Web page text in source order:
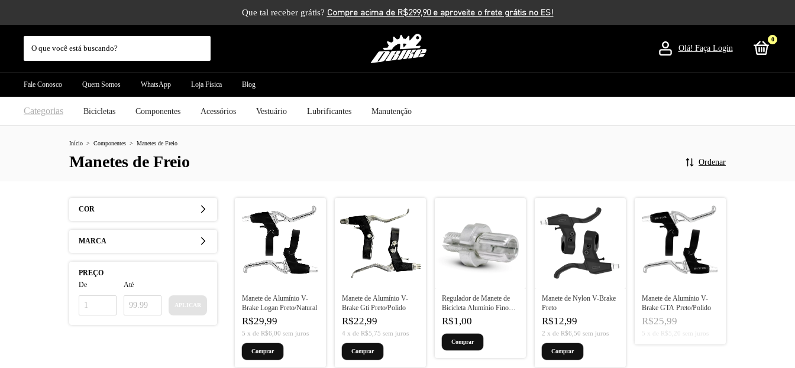
Que tal receber grátis?
Olá!Faça Login
0
Fale Conosco Quem Somos WhatsApp Loja Física Blog
Categorias Bicicletas Componentes Acessórios Vestuário Lubrificantes Manutenção
Início > Componentes > Manetes de Freio
Manetes de Freio Ordenar
COR
MARCA
PREÇO
De
Até
APLICAR
Manete de Alumínio V-
Brake Logan Preto/Natural
R$29,99
5 x de R$6,00 sem juros
Manete de Alumínio V-
Brake Gti Preto/Polido
R$22,99
4 x de R$5,75 sem juros
Regulador de Manete de
Bicicleta Alumínio Fino
M7 XTime
R$1,00
Manete de Nylon V-Brake
Preto
R$12,99
2 x de R$6,50 sem juros
Manete de Alumínio V-
Brake GTA Preto/Polido
R$25,99
5 x R$5,20 sem juros